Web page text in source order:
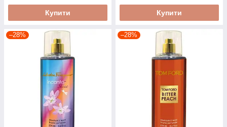
Купити Купити
–28% –28%